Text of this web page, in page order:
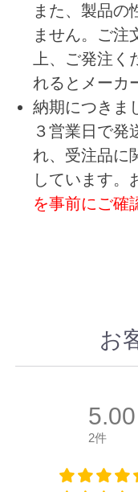
また、製品の
ません。ご注
上、ご発注
れるとメーカ
納期につきま
３営業日で発
れ、受注品に
しています。
を事前にご確
お
5.00
2件